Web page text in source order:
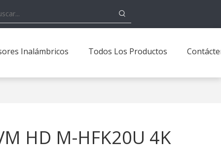
Inalámbricos Todos Los Productos
HD M-HFK20U 4K